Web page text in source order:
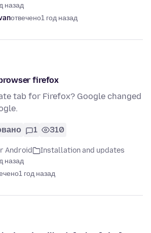
назад
отвечено1 год назад
firefox
tab for Firefox? Google changed
1 310
Android
Installation and updates
назад
1 год назад